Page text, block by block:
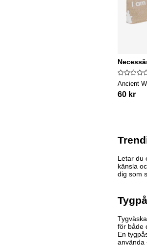
Ancient
60 kr
Letar du
känsla
dig som
för både
En
använda